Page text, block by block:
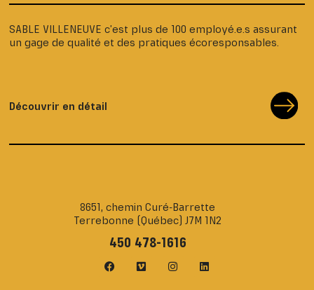
SABLE VILLENEUVE c’est plus de 100 employé.e.s assurant
un gage de qualité et des pratiques écoresponsables.
Découvrir en détail
8651, chemin Curé-Barrette
Terrebonne (Québec) J7M 1N2
450 478-1616